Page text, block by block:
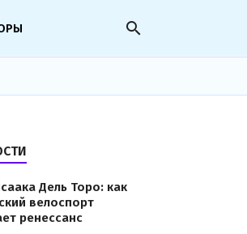
search
Дель Торо: как
велоспорт
ренессанс